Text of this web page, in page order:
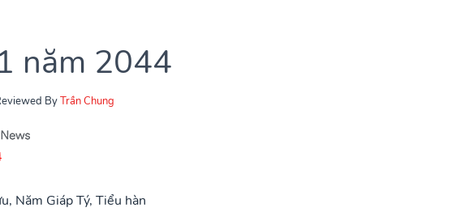
năm 2044
ByTrần Chung
Năm Giáp Tý, Tiểu hàn